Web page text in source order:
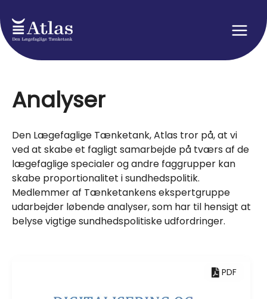
to
content
Main
Analyser
Den Lægefaglige Tænketank, Atlas tror på, at vi
ved at skabe et fagligt samarbejde på tværs af de
lægefaglige specialer og andre faggrupper kan
skabe proportionalitet i sundhedspolitik.
Medlemmer af Tænketankens ekspertgruppe
udarbejder løbende analyser, som har til hensigt at
belyse vigtige sundhedspolitiske udfordringer.
PDF